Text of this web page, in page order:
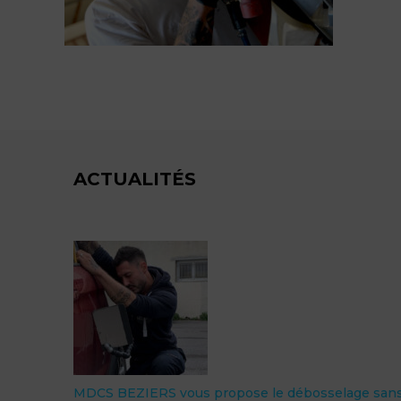
ACTUALITÉS
MDCS BEZIERS vous propose le débosselage